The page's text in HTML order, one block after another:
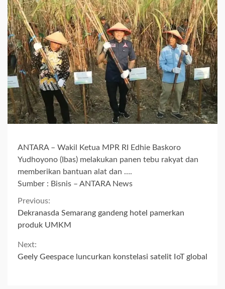
ANTARA – Wakil Ketua MPR RI Edhie Baskoro
Yudhoyono (Ibas) melakukan panen tebu rakyat dan
memberikan bantuan alat dan ….
Sumber : Bisnis – ANTARA News
Continue
Reading
Previous:
Dekranasda Semarang gandeng hotel pamerkan
produk UMKM
Next:
Geely Geespace luncurkan konstelasi satelit IoT global